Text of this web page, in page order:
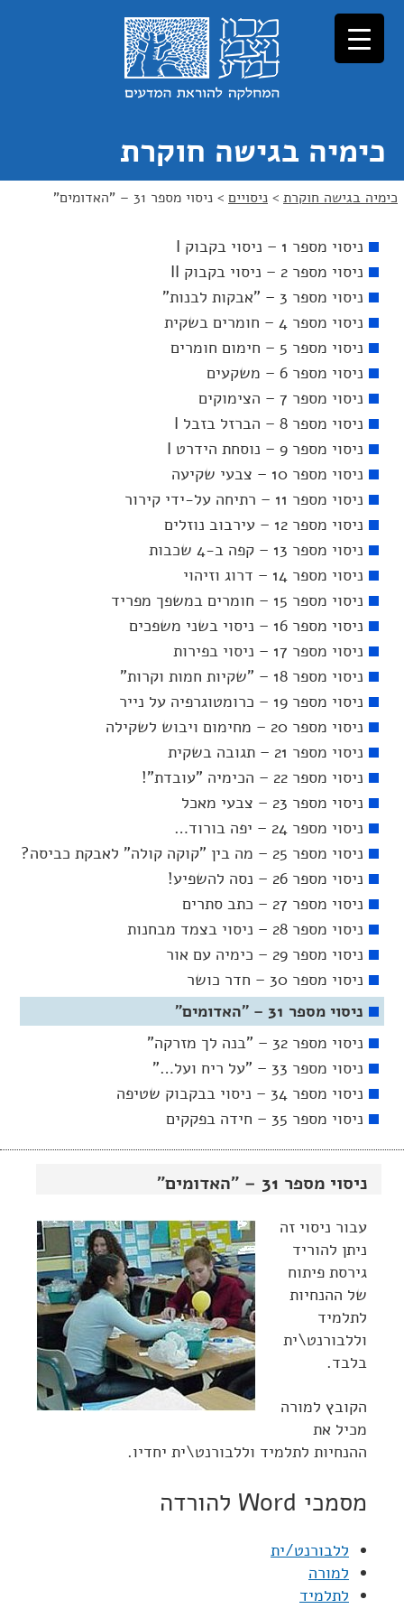
כימיה בגישה חוקרת
כימיה בגישה חוקרת > ניסויים > ניסוי מספר 31 – "האדומים"
ניסוי מספר 31 – "האדומים"
עבור ניסוי זה
ניתן להוריד
גירסת פיתוח
של ההנחיות
לתלמיד
וללבורנט\ית
בלבד.
הקובץ למורה
מכיל את
ההנחיות לתלמיד וללבורנט\ית יחדיו.
מסמכי Word להורדה
ללבורנט/ית
למורה
לתלמיד
ניסוי מספר 1 – ניסוי בקבוק I
ניסוי מספר 2 – ניסוי בקבוק II
ניסוי מספר 3 – "אבקות לבנות"
ניסוי מספר 4 – חומרים בשקית
ניסוי מספר 5 – חימום חומרים
ניסוי מספר 6 – משקעים
ניסוי מספר 7 – הצימוקים
ניסוי מספר 8 – הברזל בזבל I
ניסוי מספר 9 – נוסחת הידרט I
ניסוי מספר 10 – צבעי שקיעה
ניסוי מספר 11 – רתיחה על-ידי קירור
ניסוי מספר 12 – עירבוב נוזלים
ניסוי מספר 13 – קפה ב-4 שכבות
ניסוי מספר 14 – דרוג וזיהוי
ניסוי מספר 15 – חומרים במשפך מפריד
ניסוי מספר 16 – ניסוי בשני משפכים
ניסוי מספר 17 – ניסוי בפירות
ניסוי מספר 18 – "שקיות חמות וקרות"
ניסוי מספר 19 – כרומטוגרפיה על נייר
ניסוי מספר 20 – מחימום ויבוש לשקילה
ניסוי מספר 21 – תגובה בשקית
ניסוי מספר 22 – הכימיה "עובדת"!
ניסוי מספר 23 – צבעי מאכל
ניסוי מספר 24 – יפה בורוד…
ניסוי מספר 25 – מה בין "קוקה קולה" לאבקת כביסה?
ניסוי מספר 26 – נסה להשפיע!
ניסוי מספר 27 – כתב סתרים
ניסוי מספר 28 – ניסוי בצמד מבחנות
ניסוי מספר 29 – כימיה עם אור
ניסוי מספר 30 – חדר כושר
ניסוי מספר 31 – "האדומים"
ניסוי מספר 32 – "בנה לך מזרקה"
ניסוי מספר 33 – "על ריח ועל…"
ניסוי מספר 34 – ניסוי בבקבוק שטיפה
ניסוי מספר 35 – חידה בפקקים